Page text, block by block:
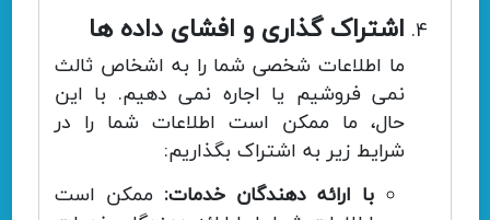
اشتراک گذاری و افشای داده ها
ما اطلاعات شخصی شما را به اشخاص ثالث
نمی فروشیم یا اجاره نمی دهیم. با این
حال، ما ممکن است اطلاعات شما را در
شرایط زیر به اشتراک بگذاریم:
با ارائه دهندگان خدمات: ممکن است